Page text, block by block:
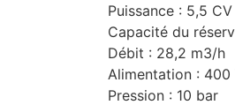
Puissance : 5,5
Capacité du
Débit : 28,2 m3/h
Alimentation : 400
Pression : 10 bar